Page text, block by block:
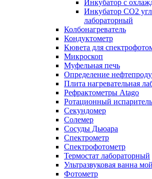
Инкубатор с
Инкубатор СО2
лабораторный
Колбонагреватель
Кондуктометр
Кювета для
Микроскоп
Муфельная печь
Определение
Плита нагревательная
Рефрактометры Atago
Ротационный испаритель
Секундомер
Солемер
Сосуды Дьюара
Спектрометр
Спектрофотометр
Термостат лабораторный
Ультразвуковая ванна
Фотометр